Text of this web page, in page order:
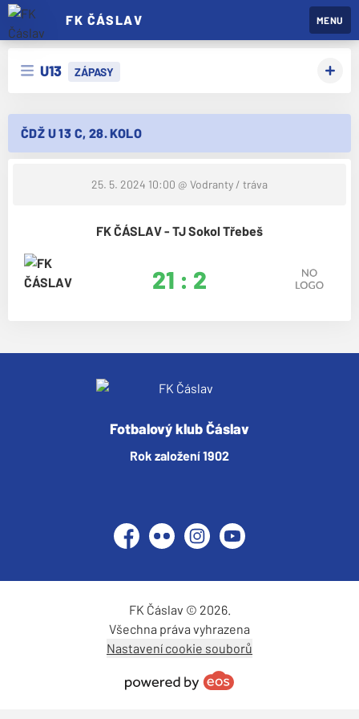
FK ČÁSLAV MENU
U13 ZÁPASY
ČDŽ U 13 C, 28. KOLO
25. 5. 2024 10:00 @ Vodranty / tráva
FK ČÁSLAV - TJ Sokol Třebeš
21 : 2
Fotbalový klub Čáslav
Rok založení 1902
Facebook
Flickr InstagramYouTube
FK Čáslav © 2026.
Všechna práva vyhrazena
Nastavení cookie souborů